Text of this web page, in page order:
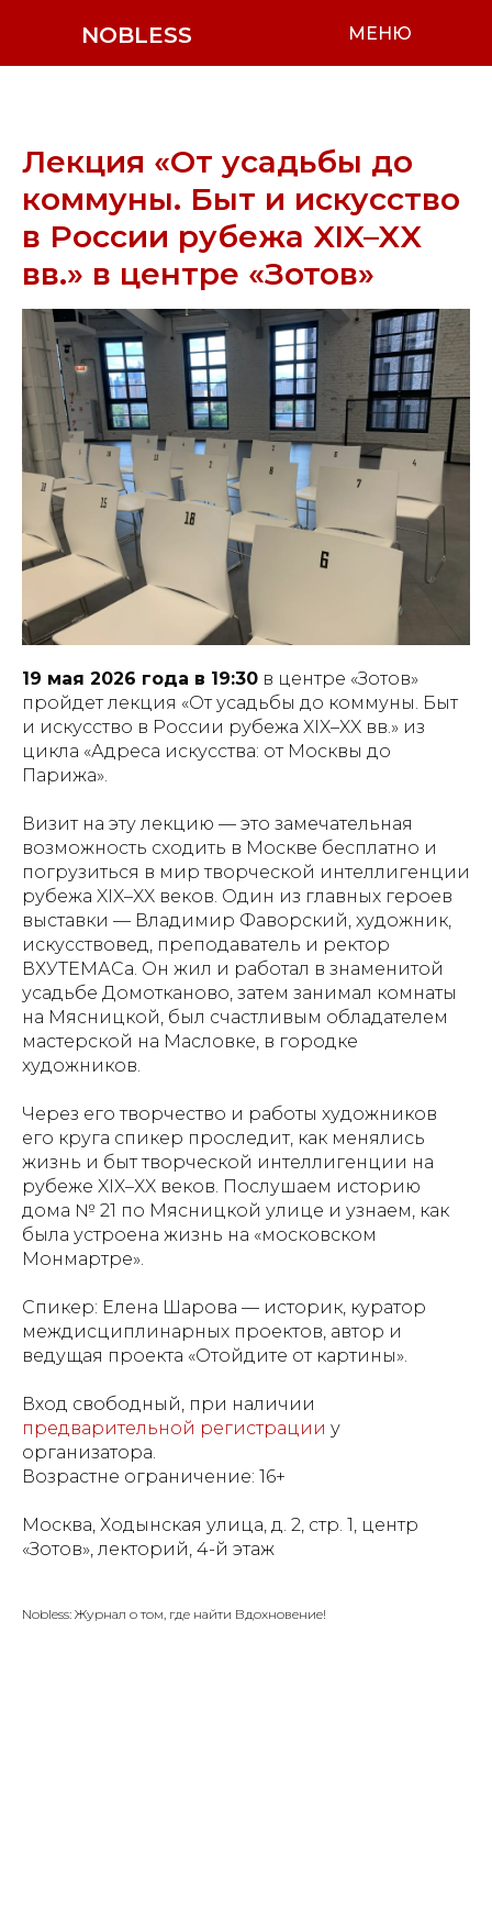
NOBLESS МЕНЮ
Лекция «От усадьбы до
коммуны. Быт и искусство
в России рубежа XIX–XX
вв.» в центре «Зотов»
19 мая 2026 года в 19:30 в центре «Зотов»
пройдет лекция «От усадьбы до коммуны. Быт
и искусство в России рубежа XIX–XX вв.» из
цикла «Адреса искусства: от Москвы до
Парижа».
Визит на эту лекцию — это замечательная
возможность сходить в Москве бесплатно и
погрузиться в мир творческой интеллигенции
рубежа XIX–XX веков. Один из главных героев
выставки — Владимир Фаворский, художник,
искусствовед, преподаватель и ректор
ВХУТЕМАСа. Он жил и работал в знаменитой
усадьбе Домотканово, затем занимал комнаты
на Мясницкой, был счастливым обладателем
мастерской на Масловке, в городке
художников.
Через его творчество и работы художников
его круга спикер проследит, как менялись
жизнь и быт творческой интеллигенции на
рубеже XIX–XX веков. Послушаем историю
дома № 21 по Мясницкой улице и узнаем, как
была устроена жизнь на «московском
Монмартре».
Спикер: Елена Шарова — историк, куратор
междисциплинарных проектов, автор и
ведущая проекта «Отойдите от картины».
Вход свободный, при наличии
предварительной регистрации у
организатора.
Возрастне ограничение: 16+
Москва, Ходынская улица, д. 2, стр. 1, центр
«Зотов», лекторий, 4-й этаж
Nobless: Журнал о том, где найти Вдохновение!